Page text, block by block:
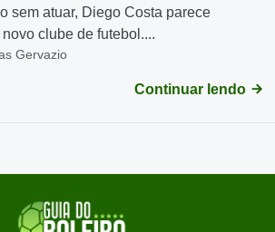
sem atuar, Diego Costa parece
clube de futebol....
Gervazio
Continuar lendo